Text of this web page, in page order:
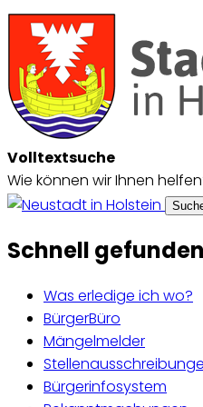
Volltextsuche
Wie können wir Ihnen
Schnell gefunden
Was erledige ich wo?
BürgerBüro
Mängelmelder
Bürgerinfosystem